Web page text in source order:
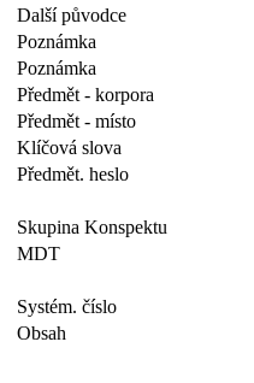
Další původce
Poznámka
Poznámka
Předmět - korpora
Předmět - místo
Klíčová slova
Předmět. heslo
Skupina Konspektu
MDT
Systém. číslo
Obsah